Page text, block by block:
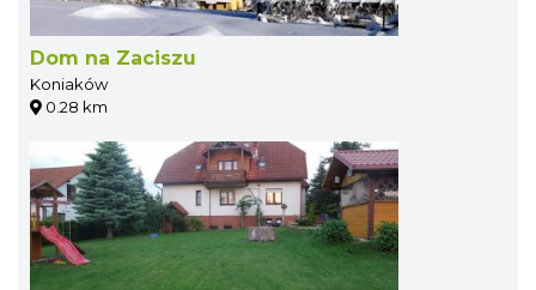
Dom na Zaciszu
Koniaków
0.28 km